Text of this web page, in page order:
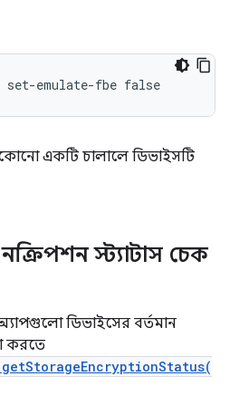
একটি চালালে ডিভাইসটি
স্ট্যাটাস চেক
ডিভাইসের বর্তমান
করতে